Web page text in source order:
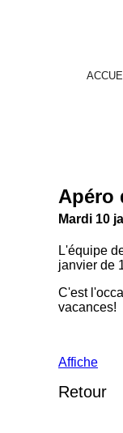
Apéro
Mardi 10
L'équipe
janvier de
C'est
vacances!
Affiche
Retour